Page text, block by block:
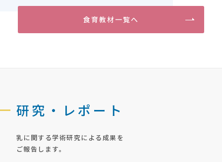
食育教材一覧へ
研究・レポート
乳に関する学術研究による成果を
ご報告します。